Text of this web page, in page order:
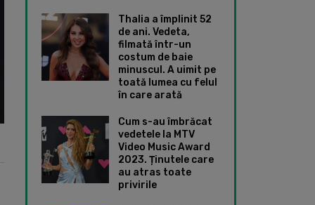
Thalia a împlinit 52
de ani. Vedeta,
filmată într-un
costum de baie
minuscul. A uimit pe
toată lumea cu felul
în care arată
Cum s-au îmbrăcat
vedetele la MTV
Video Music Award
2023. Ținutele care
au atras toate
privirile